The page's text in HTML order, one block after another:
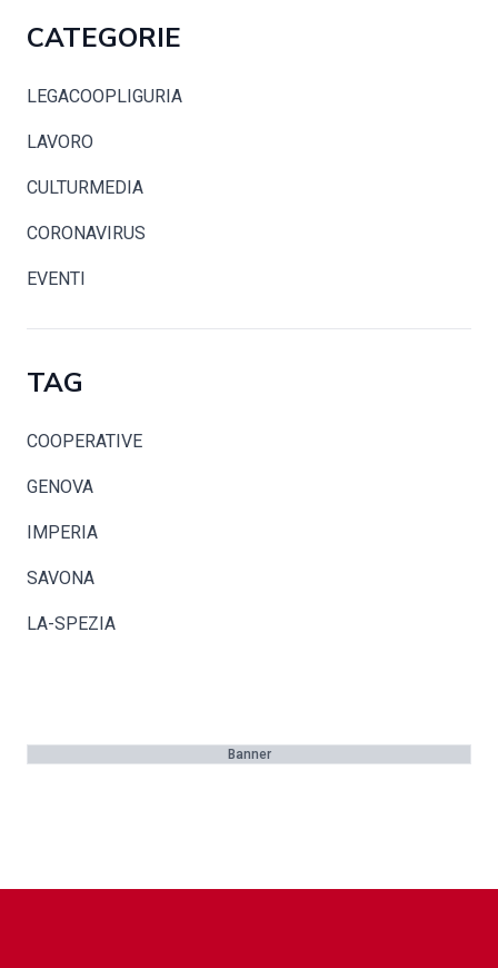
CATEGORIE
LEGACOOPLIGURIA
LAVORO
CULTURMEDIA
CORONAVIRUS
EVENTI
TAG
COOPERATIVE
GENOVA
IMPERIA
SAVONA
LA-SPEZIA
Banner